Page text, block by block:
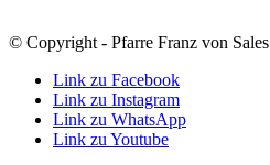
© Copyright - Pfarre Franz von Sales
Link zu Facebook
Link zu Instagram
Link zu WhatsApp
Link zu Youtube